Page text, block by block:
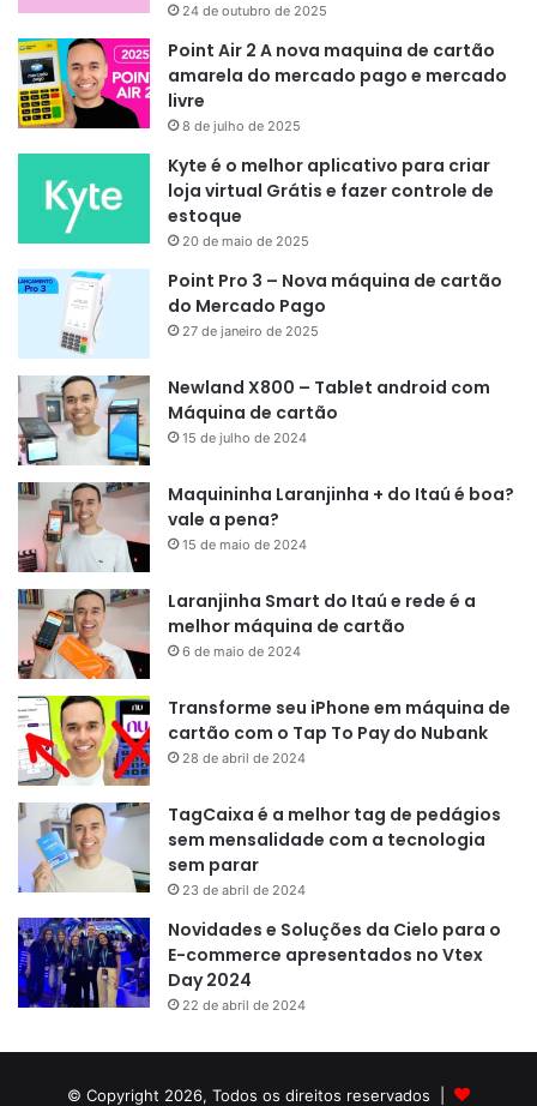
24 de outubro de 2025
Point Air 2 A nova maquina de cartão
amarela do mercado pago e mercado
livre
8 de julho de 2025
Kyte é o melhor aplicativo para criar
loja virtual Grátis e fazer controle de
estoque
20 de maio de 2025
Point Pro 3 – Nova máquina de cartão
do Mercado Pago
27 de janeiro de 2025
Newland X800 – Tablet android com
Máquina de cartão
15 de julho de 2024
Maquininha Laranjinha + do Itaú é boa?
vale a pena?
15 de maio de 2024
Laranjinha Smart do Itaú e rede é a
melhor máquina de cartão
6 de maio de 2024
Transforme seu iPhone em máquina de
cartão com o Tap To Pay do Nubank
28 de abril de 2024
TagCaixa é a melhor tag de pedágios
sem mensalidade com a tecnologia
sem parar
23 de abril de 2024
Novidades e Soluções da Cielo para o
E-commerce apresentados no Vtex
Day 2024
22 de abril de 2024
© Copyright 2026, Todos os direitos reservados |